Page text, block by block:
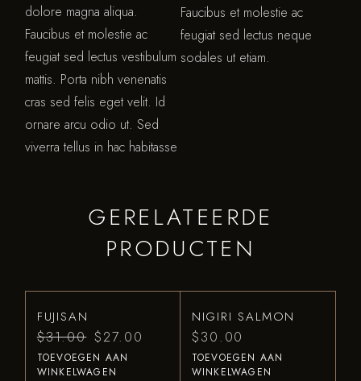
dolore magna aliqua.
Faucibus et molestie ac
feugiat sed lectus vestibulum
mattis. Porta nibh venenatis
cras sed felis eget velit. Id
ornare arcu odio ut. Sed
viverra tellus in hac habitasse
Faucibus et molestie ac
feugiat sed lectus neque
sodales ut etiam.
GERELATEERDE
PRODUCTEN
FUJISAN
$31.00 $27.00
TOEVOEGEN AAN
WINKELWAGEN
NIGIRI SALMON
$30.00
TOEVOEGEN AAN
WINKELWAGEN